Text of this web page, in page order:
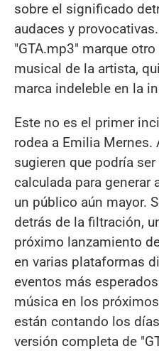
sobre el significado
audaces y
"GTA.mp3" marque
musical de la artista,
marca indeleble en la
Este no es el primer
rodea a Emilia
sugieren que podría
calculada para generar
un público aún mayor.
detrás de la filtración,
próximo lanzamiento
en varias plataformas
eventos más
música en los
están contando los
versión completa de